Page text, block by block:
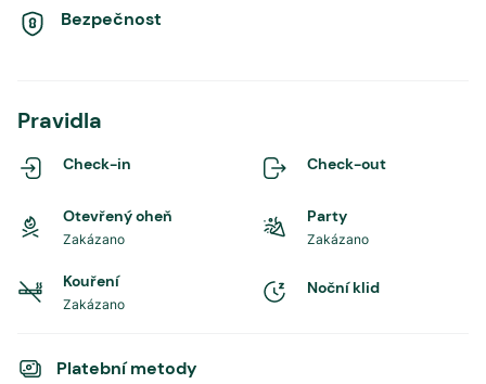
Bezpečnost
Pravidla
Check-in Check-out
Otevřený oheň
Zakázano
Party
Zakázano
Kouření
Zakázano
Noční klid
Platební metody